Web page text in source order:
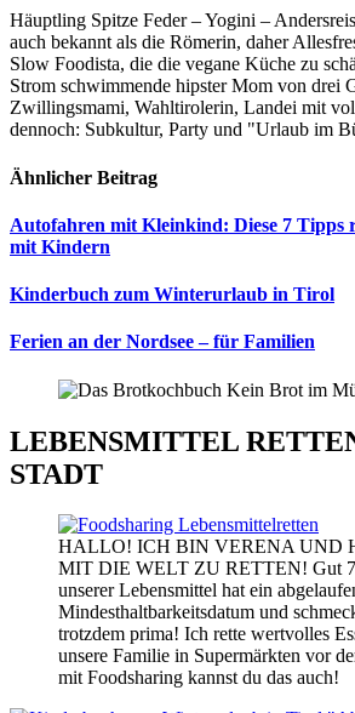
Häuptling Spitze Feder – Yogini –
auch bekannt als die Römerin, daher
Slow Foodista, die die vegane Küche zu
Strom schwimmende hipster Mom von drei
Zwillingsmami, Wahltirolerin, Landei mit
dennoch: Subkultur, Party und "Urlaub im
Ähnlicher Beitrag
Autofahren mit Kleinkind: Diese 7 Tipps
mit Kindern
Kinderbuch zum Winterurlaub in Tirol
Ferien an der Nordsee – für Familien
LEBENSMITTEL
STADT
HALLO! ICH BIN VERENA UND
MIT DIE WELT ZU RETTEN! Gut
unserer Lebensmittel hat ein
Mindesthaltbarkeitsdatum und
trotzdem prima! Ich rette wertvolles
unsere Familie in Supermärkten vor
mit Foodsharing kannst du das auch!